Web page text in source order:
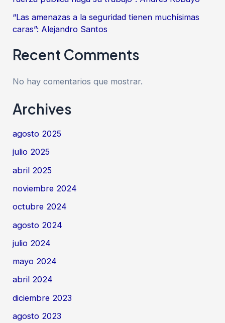
“Las amenazas a la seguridad tienen muchísimas
caras”: Alejandro Santos
Recent Comments
No hay comentarios que mostrar.
Archives
agosto 2025
julio 2025
abril 2025
noviembre 2024
octubre 2024
agosto 2024
julio 2024
mayo 2024
abril 2024
diciembre 2023
agosto 2023